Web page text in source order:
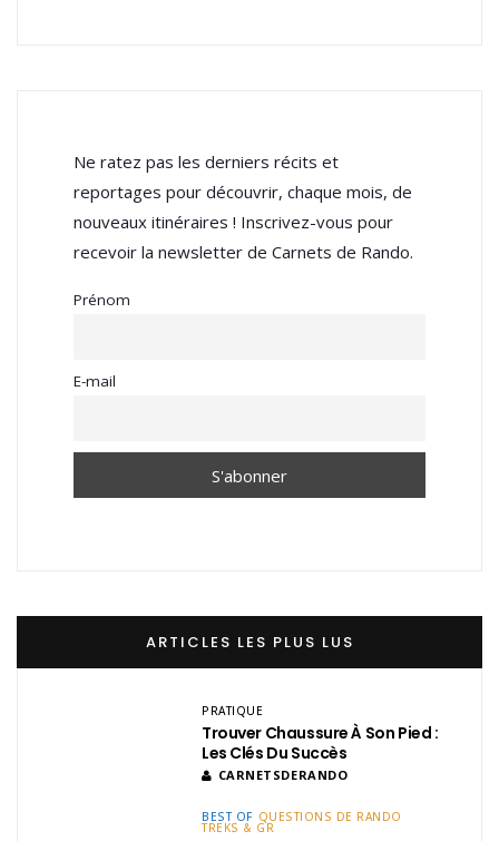
Ne ratez pas les derniers récits et
reportages pour découvrir, chaque mois, de
nouveaux itinéraires ! Inscrivez-vous pour
recevoir la newsletter de Carnets de Rando.
Prénom
E-mail
ARTICLES LES PLUS LUS
PRATIQUE
Trouver Chaussure À Son Pied :
Les Clés Du Succès
CARNETSDERANDO
BEST OF QUESTIONS DE RANDO
TREKS & GR